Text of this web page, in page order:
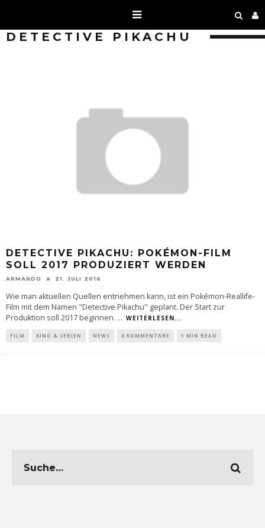
DETECTIVE PIKACHU
DETECTIVE PIKACHU: POKÉMON-FILM
SOLL 2017 PRODUZIERT WERDEN
ARMANDO 21. JULI 2016
Wie man aktuellen Quellen entnehmen kann, ist ein Pokémon-Reallife-
Film mit dem Namen "Detective Pikachu" geplant. Der Start zur
Produktion soll 2017 beginnen. ... WEITERLESEN...
FILM KINO & SERIEN NEWS 0 KOMMENTARE 1 MIN READ